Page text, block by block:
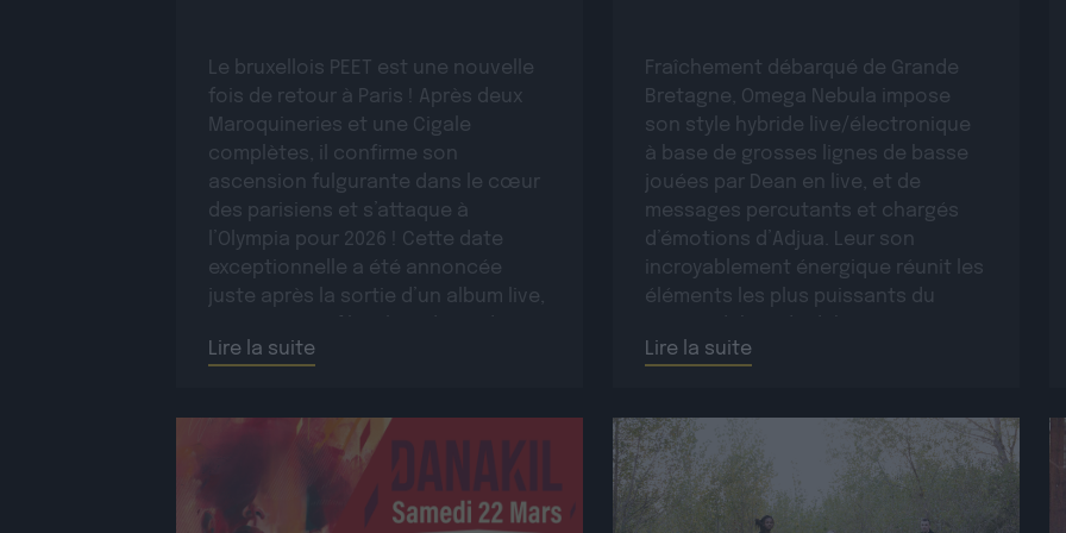
Le bruxellois PEET est une nouvelle
fois de retour à Paris ! Après deux
Maroquineries et une Cigale
complètes, il confirme son
ascension fulgurante dans le cœur
des parisiens et s’attaque à
l’Olympia pour 2026 ! Cette date
exceptionnelle a été annoncée
juste après la sortie d’un album live,
passage […]
Lire la suite
Fraîchement débarqué de Grande
Bretagne, Omega Nebula impose
son style hybride live/électronique
à base de grosses lignes de basse
jouées par Dean en live, et de
messages percutants et chargés
d’émotions d’Adjua. Leur son
incroyablement énergique réunit les
éléments les plus puissants du
faire des hymnes exaltants et […]
Lire la suite